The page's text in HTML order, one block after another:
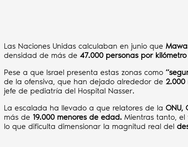
Las Naciones Unidas calculaban en junio que
densidad de más de 47.000 personas por
Pese a que Israel presenta estas zonas como
de la ofensiva, que han dejado alrededor de 2.000
jefe de pediatría del Hospital Nasser.
La escalada ha llevado a que relatores de la ONU,
más de 19.000 menores de edad. Mientras tanto, el
lo que dificulta dimensionar la magnitud real del